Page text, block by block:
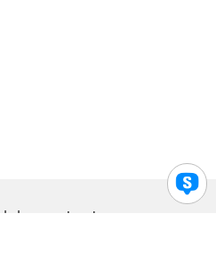
Legal